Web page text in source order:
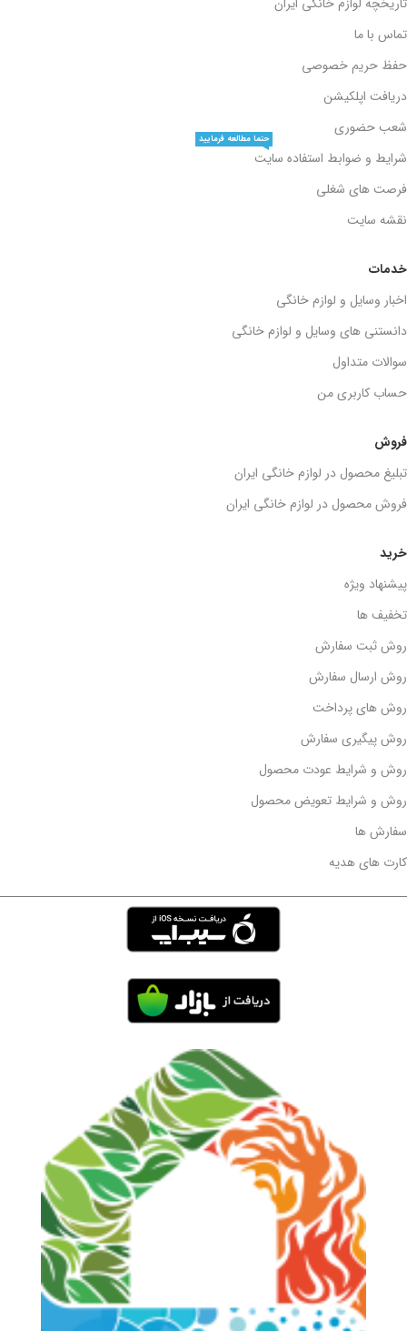
خرید
پیشنهاد ویژه
تخفیف ها
روش ثبت سفارش
روش ارسال سفارش
روش های پرداخت
روش پیگیری سفارش
روش و شرایط عودت محصول
روش و شرایط تعویض محصول
سفارش ها
کارت های هدیه
فروش
تبلیغ محصول در لوازم خانگی ایران
فروش محصول در لوازم خانگی ایران
خدمات
اخبار وسایل و لوازم خانگی
دانستنی های وسایل و لوازم خانگی
سوالات متداول
حساب کاربری من
تماس با ما
حفظ حریم خصوصی
دریافت اپلکیشن
شعب حضوری
شرایط و ضوابط استفاده سایت
حتما مطالعه فرمایید
فرصت های شغلی
نقشه سایت